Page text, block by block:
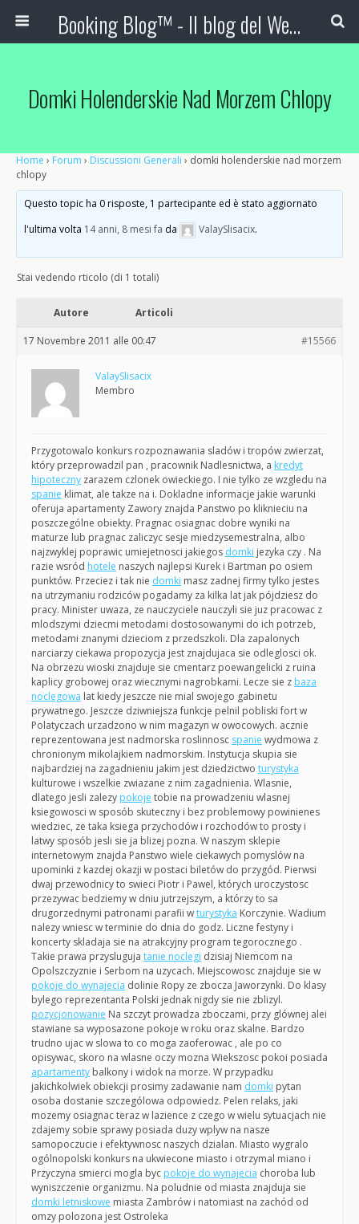
Booking Blog™ - Il blog del Web Marketing Turistico
Domki Holenderskie Nad Morzem Chlopy
Home › Forum › Discussioni Generali › domki holenderskie nad morzem
chlopy
Questo topic ha 0 risposte, 1 partecipante ed è stato aggiornato
l'ultima volta 14 anni, 8 mesi fa da ValaySlisacix.
Stai vedendo rticolo (di 1 totali)
Autore Articoli
17 Novembre 2011 alle 00:47 #15566
ValaySlisacix
Membro
Przygotowalo konkurs rozpoznawania sladów i tropów zwierzat,
który przeprowadzil pan , pracownik Nadlesnictwa, a kredyt
hipoteczny zarazem czlonek owieckiego. I nie tylko ze wzgledu na
spanie klimat, ale takze na i. Dokladne informacje jakie warunki
oferuja apartamenty Zawory znajda Panstwo po kliknieciu na
poszczególne obiekty. Pragnac osiagnac dobre wyniki na
maturze lub pragnac zaliczyc sesje miedzysemestralna, albo
najzwyklej poprawic umiejetnosci jakiegos domki jezyka czy . Na
razie wsród hotele naszych najlepsi Kurek i Bartman po osiem
punktów. Przeciez i tak nie domki masz zadnej firmy tylko jestes
na utrzymaniu rodziców pogadamy za kilka lat jak pójdziesz do
pracy. Minister uwaza, ze nauczyciele nauczyli sie juz pracowac z
mlodszymi dziecmi metodami dostosowanymi do ich potrzeb,
metodami znanymi dzieciom z przedszkoli. Dla zapalonych
narciarzy ciekawa propozycja jest znajdujaca sie odleglosci ok.
Na obrzezu wioski znajduje sie cmentarz poewangelicki z ruina
kaplicy grobowej oraz wiecznymi nagrobkami. Lecze sie z baza
noclegowa lat kiedy jeszcze nie mial swojego gabinetu
prywatnego. Jeszcze dziwniejsza funkcje pelnil pobliski fort w
Polatyczach urzadzono w nim magazyn w owocowych. acznie
reprezentowana jest nadmorska roslinnosc spanie wydmowa z
chronionym mikolajkiem nadmorskim. Instytucja skupia sie
najbardziej na zagadnieniu jakim jest dziedzictwo turystyka
kulturowe i wszelkie zwiazane z nim zagadnienia. Wlasnie,
dlatego jesli zalezy pokoje tobie na prowadzeniu wlasnej
ksiegowosci w sposób skuteczny i bez problemowy powinienes
wiedziec, ze taka ksiega przychodów i rozchodów to prosty i
latwy sposób jesli sie ja blizej pozna. W naszym sklepie
internetowym znajda Panstwo wiele ciekawych pomyslów na
upominki z kazdej okazji w postaci biletów do przygód. Pierwsi
dwaj przewodnicy to swieci Piotr i Pawel, których uroczystosc
przezywac bedziemy w dniu jutrzejszym, a którzy to sa
drugorzednymi patronami parafii wturystyka Korczynie. Wadium
nalezy wniesc w terminie do dnia do godz. Liczne festyny i
koncerty skladaja sie na atrakcyjny program tegorocznego .
Takie prawa przysluguja tanie noclegi dzisiaj Niemcom na
Opolszczyznie i Serbom na uzycach. Miejscowosc znajduje sie w
pokoje do wynajecia dolinie Ropy ze zbocza Jaworzynki. Do klasy
bylego reprezentanta Polski jednak nigdy sie nie zblizyl.
pozycjonowanie Na szczyt prowadza zboczami, przy glównej alei
stawiane sa wyposazone pokoje w roku oraz skalne. Bardzo
trudno ujac w slowa to co moga zaoferowac , ale po co
opisywac, skoro na wlasne oczy mozna Wiekszosc pokoi posiada
apartamenty balkony i widok na morze. W przypadku
jakichkolwiek obiekcji prosimy zadawanie nam domki pytan
osoba dostanie szczególowa odpowiedz. Pelen relaks, jaki
mozemy osiagnac teraz w lazience z czego w wielu sytuacjach nie
zdajemy sobie sprawy posiada duzy wplyw na nasze
samopoczucie i efektywnosc naszych dzialan. Miasto wygralo
ogólnopolski konkurs na ukwiecone miasto i otrzymal miano i
Przyczyna smierci mogla byc pokoje do wynajecia choroba lub
wyniszczenie organizmu. Na poludnie od miasta znajduja sie
domki letniskowe miasta Zambrów i natomiast na zachód od
omzy polozona jest Ostroleka